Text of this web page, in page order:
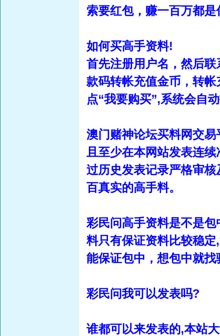
索要红包，赚一百万都
如何买高手资料!
首先注册用户名，然后
款码转帐充值金币，转
点“我要购买”,系统会自
澳门赌神论坛买料网交
且至少在本网站发表连
过历史发表记录严格审
百真实的高手料。
彩民问高手资料是不是
料只有保证资料比较稳
能保证包中，想包中就
彩民问我可以发表吗?
谁都可以来发表的,本站